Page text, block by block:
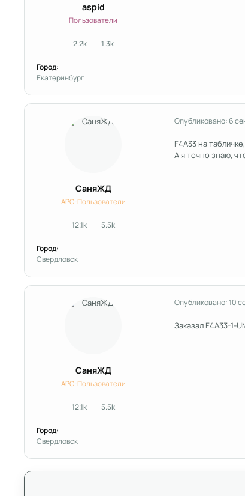
aspid
Пользователи
2.2kсообщения
1.3kРепутация
Город:
Екатеринбург
СаняЖД
APC-Пользователи
12.1kсообщения
5.5kРепутация
Город:
Свердловск
Опубликовано: 6
F4A33 на
А я точно знаю,
СаняЖД
APC-Пользователи
12.1kсообщения
5.5kРепутация
Город:
Свердловск
Опубликовано:10
Заказал F4A33-1-